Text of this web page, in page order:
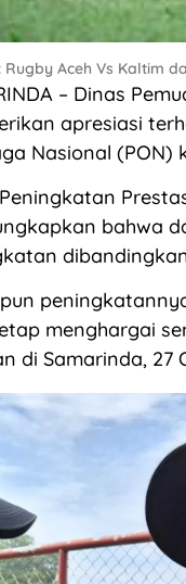
Rugby Aceh Vs Kaltim
– Dinas
apresiasi
Nasional (PON)
bahwa
menghargai
di Samarinda, 27